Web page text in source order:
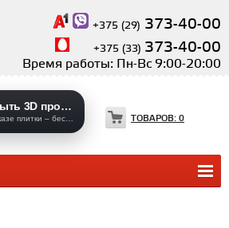
+375 (29) 373-40-00
+375 (33) 373-40-00
Время работы: Пн-Вс 9:00-20:00
Открыть 3D проекты
ТОВАРОВ: 0